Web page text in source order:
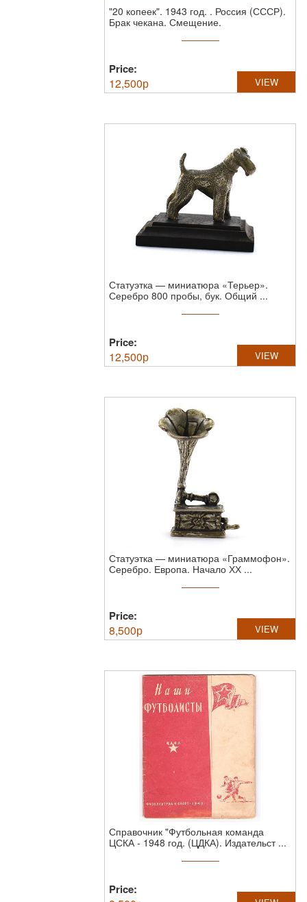
"20 копеек". 1943 год. . Россия (СССР).
Брак чекана. Смещение.
Price:
12,500р VIEW
Статуэтка — миниатюра «Терьер».
Серебро 800 пробы, бук. Общий ...
Price:
12,500р VIEW
Статуэтка — миниатюра «Граммофон».
Серебро. Европа. Начало ХХ ...
Price:
8,500р VIEW
Справочник "Футбольная команда
ЦСКА - 1948 год. (ЦДКА). Издательст ...
Price: